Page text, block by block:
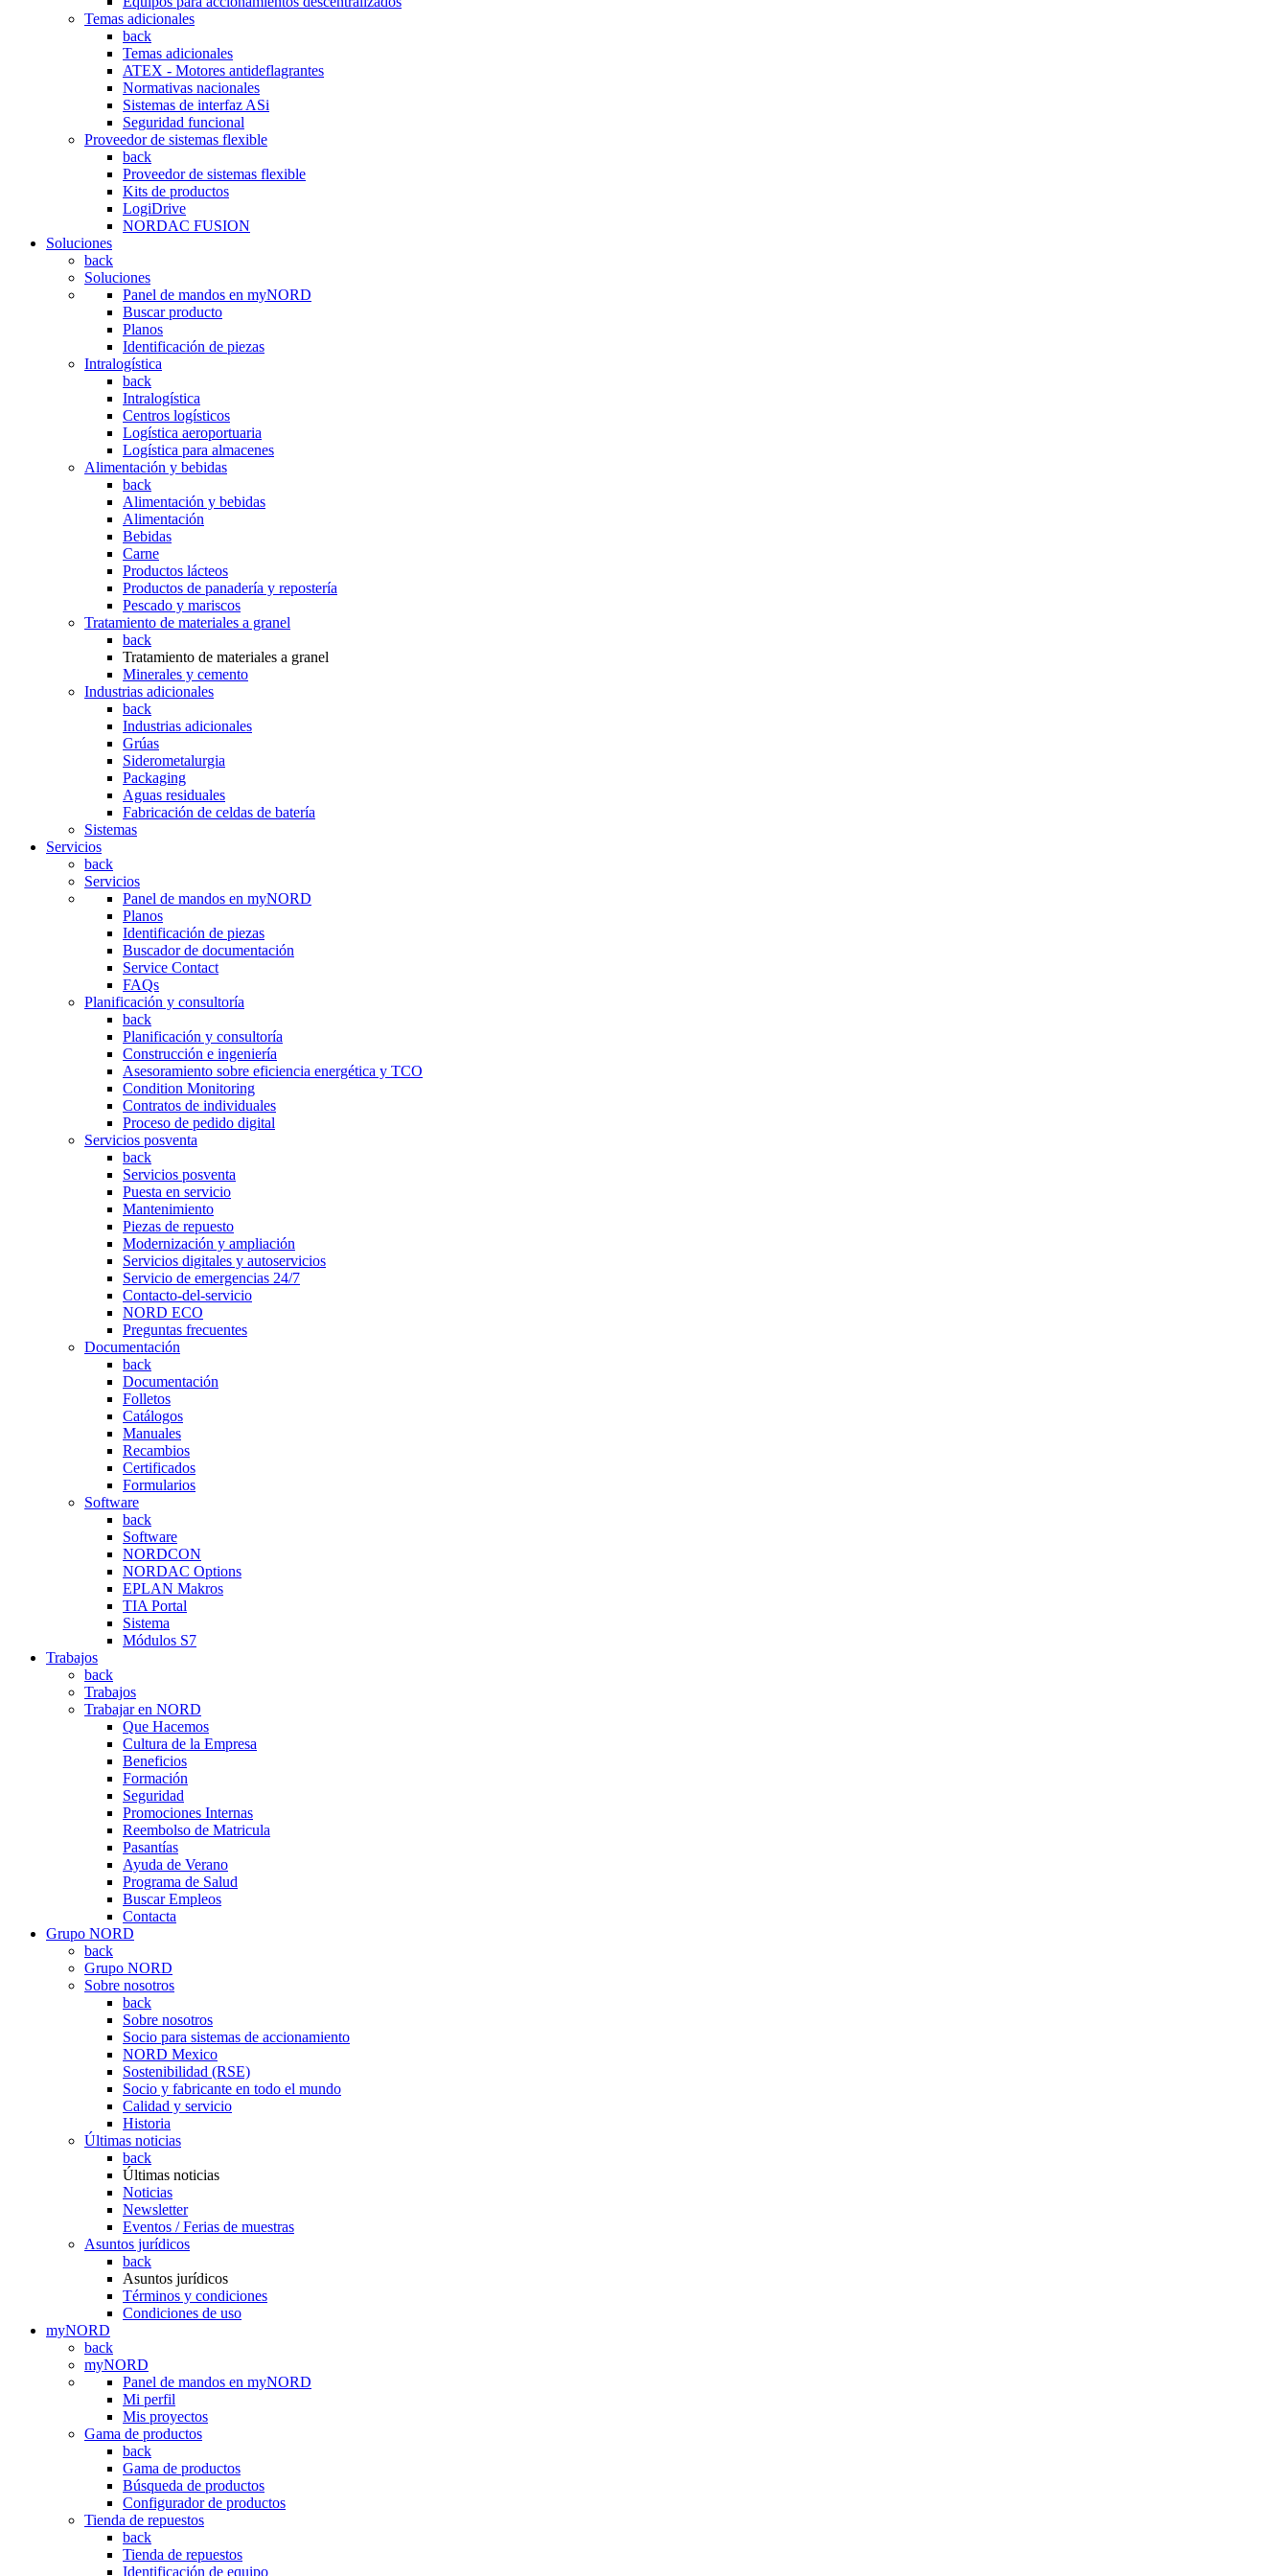
Temas adicionales
back
Temas adicionales
ATEX - Motores antideflagrantes
Normativas nacionales
Sistemas de interfaz ASi
Seguridad funcional
Proveedor de sistemas flexible
back
Proveedor de sistemas flexible
Kits de productos
LogiDrive
NORDAC FUSION
Soluciones
back
Soluciones
Panel de mandos en myNORD
Buscar producto
Planos
Identificación de piezas
Intralogística
back
Intralogística
Centros logísticos
Logística aeroportuaria
Logística para almacenes
Alimentación y bebidas
back
Alimentación y bebidas
Alimentación
Bebidas
Carne
Productos lácteos
Productos de panadería y repostería
Pescado y mariscos
Tratamiento de materiales a granel
back
Tratamiento de materiales a granel
Minerales y cemento
Industrias adicionales
back
Industrias adicionales
Grúas
Siderometalurgia
Packaging
Aguas residuales
Fabricación de celdas de batería
Sistemas
Servicios
back
Servicios
Panel de mandos en myNORD
Planos
Identificación de piezas
Buscador de documentación
Service Contact
FAQs
Planificación y consultoría
back
Planificación y consultoría
Construcción e ingeniería
Asesoramiento sobre eficiencia energética y TCO
Condition Monitoring
Contratos de individuales
Proceso de pedido digital
Servicios posventa
back
Servicios posventa
Puesta en servicio
Mantenimiento
Piezas de repuesto
Modernización y ampliación
Servicios digitales y autoservicios
Servicio de emergencias 24/7
Contacto-del-servicio
NORD ECO
Preguntas frecuentes
Documentación
back
Documentación
Folletos
Catálogos
Manuales
Recambios
Certificados
Formularios
Software
back
Software
NORDCON
NORDAC Options
EPLAN Makros
TIA Portal
Sistema
Módulos S7
Trabajos
back
Trabajos
Trabajar en NORD
Que Hacemos
Cultura de la Empresa
Beneficios
Formación
Seguridad
Promociones Internas
Reembolso de Matricula
Pasantías
Ayuda de Verano
Programa de Salud
Buscar Empleos
Contacta
Grupo NORD
back
Grupo NORD
Sobre nosotros
back
Sobre nosotros
Socio para sistemas de accionamiento
NORD Mexico
Sostenibilidad (RSE)
Socio y fabricante en todo el mundo
Calidad y servicio
Historia
Últimas noticias
back
Últimas noticias
Noticias
Newsletter
Eventos / Ferias de muestras
Asuntos jurídicos
back
Asuntos jurídicos
Términos y condiciones
Condiciones de uso
myNORD
back
myNORD
Panel de mandos en myNORD
Mi perfil
Mis proyectos
Gama de productos
back
Gama de productos
Búsqueda de productos
Configurador de productos
Tienda de repuestos
back
Tienda de repuestos
Identificación de equipo